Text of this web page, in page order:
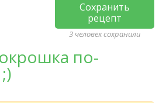
Сохранить
рецепт
3 человек сохранили
по-